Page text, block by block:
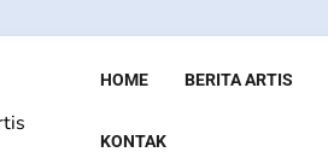
HOME BERITA ARTIS
KONTAK